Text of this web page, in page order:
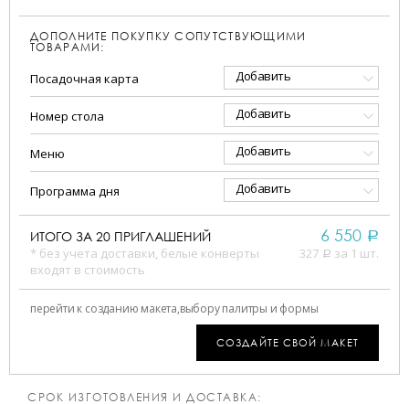
ДОПОЛНИТЕ ПОКУПКУ СОПУТСТВУЮЩИМИ
ТОВАРАМИ:
Посадочная карта Добавить
Номер стола Добавить
Меню Добавить
Программа дня Добавить
ИТОГО ЗА 20 ПРИГЛАШЕНИЙ
* без учета доставки, белые конверты
входят в стоимость
6 550 a
327 a за 1 шт.
перейти к созданию макета,выбору палитры и формы
СОЗДАЙТЕ СВОЙ МАКЕТ
СРОК ИЗГОТОВЛЕНИЯ И ДОСТАВКА: